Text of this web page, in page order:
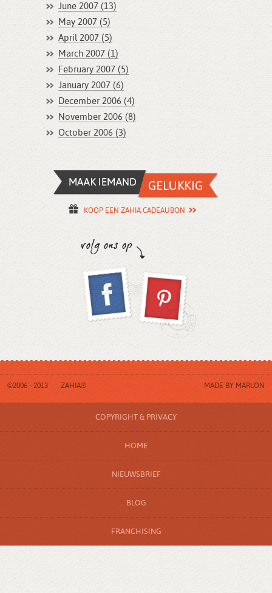
June 2007 (13)
May 2007 (5)
April 2007 (5)
March 2007 (1)
February 2007 (5)
January 2007 (6)
December 2006 (4)
November 2006 (8)
October 2006 (3)
KOOP EEN ZAHIA CADEAUBON
©2006 - 2013 ZAHIA® MADE BY MARLON
COPYRIGHT & PRIVACY
HOME
NIEUWSBRIEF
BLOG
FRANCHISING